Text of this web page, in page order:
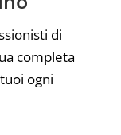
di
completa
ogni